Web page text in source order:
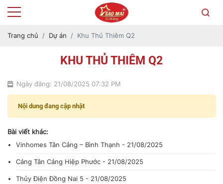
Trang chủ Dự án Khu Thủ Thiêm Q2
KHU THỦ THIÊM Q2
Ngày đăng: 21/08/2025 07:32 PM
Nội dung đang cập nhật
Bài viết khác:
Vinhomes Tân Cảng – Bình Thạnh - 21/08/2025
Cảng Tân Cảng Hiệp Phước - 21/08/2025
Thủy Điện Đồng Nai 5 - 21/08/2025